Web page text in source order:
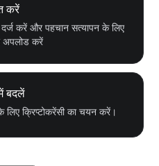
करें
दर्ज करें और पहचान सत्यापन के लिए
अपलोड करें
बदलें
लिए क्रिप्टोकरेंसी का चयन करें।